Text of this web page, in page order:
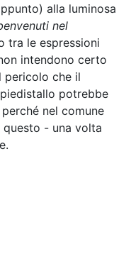
alla luminosa
nel
tra le espressioni
intendono certo
pericolo che il
potrebbe
nel comune
questo - una volta